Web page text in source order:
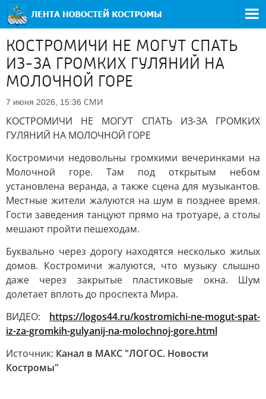
КОСТРОМИЧИ НЕ МОГУТ СПАТЬ
ИЗ-ЗА ГРОМКИХ ГУЛЯНИЙ НА
МОЛОЧНОЙ ГОРЕ
7 июня 2026, 15:36 СМИ
КОСТРОМИЧИ НЕ МОГУТ СПАТЬ ИЗ-ЗА ГРОМКИХ
ГУЛЯНИЙ НА МОЛОЧНОЙ ГОРЕ
Костромичи недовольны громкими вечеринками на
Молочной горе. Там под открытым небом
установлена веранда, а также сцена для музыкантов.
Местные жители жалуются на шум в позднее время.
Гости заведения танцуют прямо на тротуаре, а столы
мешают пройти пешеходам.
Буквально через дорогу находятся несколько жилых
домов. Костромичи жалуются, что музыку слышно
даже через закрытые пластиковые окна. Шум
долетает вплоть до проспекта Мира.
ВИДЕО: https://logos44.ru/kostromichi-ne-mogut-spat-
iz-za-gromkih-gulyanij-na-molochnoj-gore.html
Источник: Канал в МАКС "ЛОГОС. Новости
Костромы"